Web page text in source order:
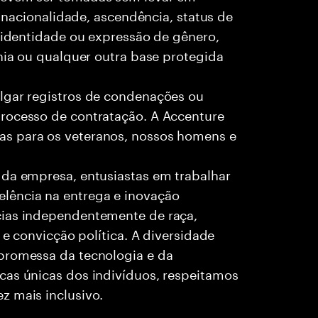
ascendência, status de
ou expressão de gênero,
ou qualquer outra base protegida
registros de condenações ou
de contratação. A Accenture
para os veteranos, nossos homens e
empresa, entusiastas em trabalhar
na entrega e inovação
independentemente de raça,
convicção política. A diversidade
da tecnologia e da
únicas dos indivíduos, respeitamos
mais inclusivo.